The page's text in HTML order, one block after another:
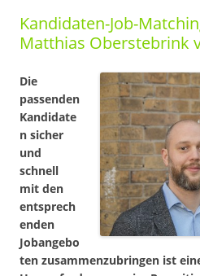
Kandidaten-Job-
Matthias Oberstebrink
Die
passenden
Kandidate
n sicher
und
schnell
mit den
entsprech
enden
Jobangebo
ten zusammenzubringen ist